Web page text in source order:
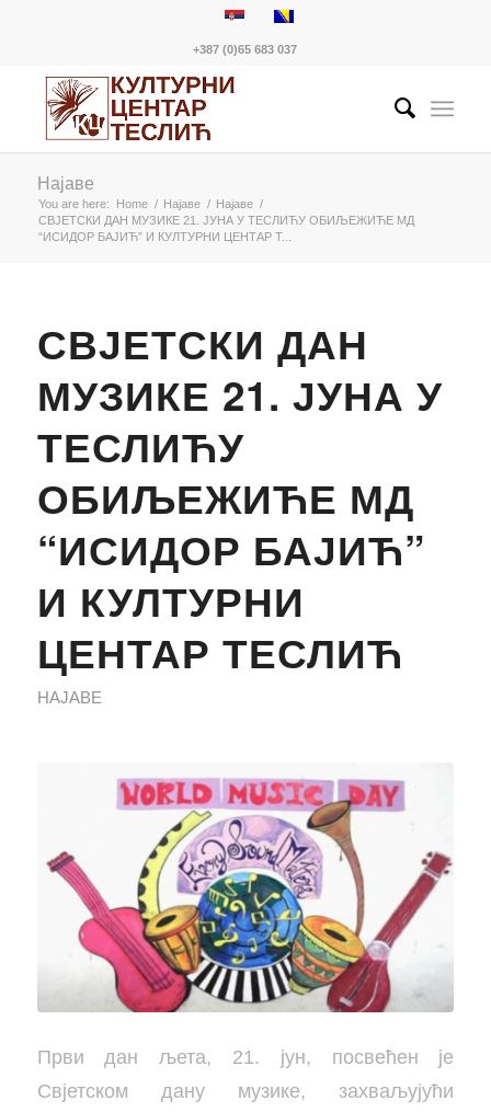
+387 (0)65 683 037
Најаве
You are here: Home / Најаве / Најаве /
СВЈЕТСКИ ДАН МУЗИКЕ 21. ЈУНА У ТЕСЛИЋУ ОБИЉЕЖИЋЕ МД
“ИСИДОР БАЈИЋ” И КУЛТУРНИ ЦЕНТАР Т...
СВЈЕТСКИ ДАН
МУЗИКЕ 21. ЈУНА У
ТЕСЛИЋУ
ОБИЉЕЖИЋЕ МД
“ИСИДОР БАЈИЋ”
И КУЛТУРНИ
ЦЕНТАР ТЕСЛИЋ
НАЈАВЕ
Први дан љета, 21. јун, посвећен је
Свјетском дану музике, захваљујући